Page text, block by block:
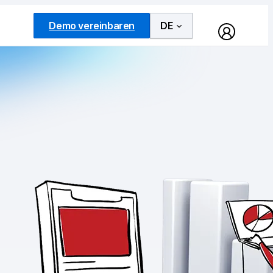
Demo vereinbaren DE